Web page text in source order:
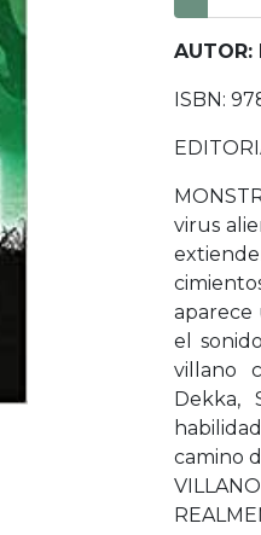
AUTOR:
ISBN:
virus
aparece
el
villano
Dekka,
camino